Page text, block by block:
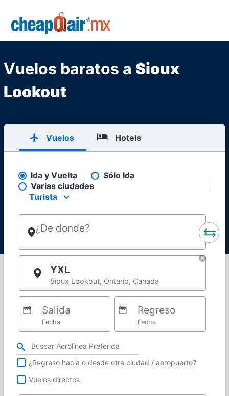
Skip to main content
Vuelos baratos a Sioux
Lookout
Vuelos Hotels
Pick your flight type
Ida y Vuelta
Sólo Ida
Varias ciudades
Select your preferred seating class.
Turista
¿De donde?
YXL
Sioux Lookout, Ontario, Canada
Salida
Fecha
Regreso
Fecha
Refina tu búsqueda por aerolínea, ciudad o aeropuerto o vuelos directos
¿Regreso hacia o desde otra ciudad / aeropuerto?
Vuelos directos